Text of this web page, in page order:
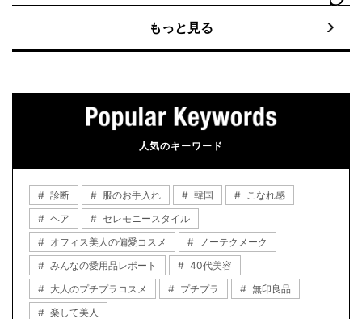
もっと見る
人気のキーワード
診断 服のお手入れ 韓国
こなれ感
ヘア
セレモニースタイル
オフィス美人の偏愛コスメ
ノーテクメーク
みんなの愛用品レポート
40代美容
大人のプチプラコスメ
プチプラ
無印良品
楽して美人